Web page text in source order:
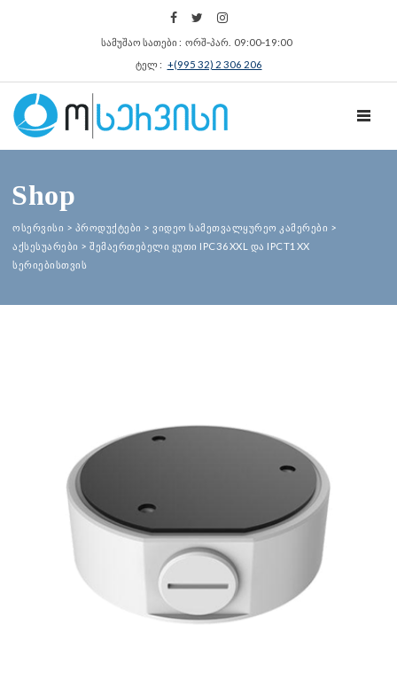
სამუშაო სათები : ორშ‑პარ. 09:00‑19:00
ტელ : +(995 32) 2 306 206
Shop
ოსერვისი > პროდუქტები > ვიდეო სამეთვალყურეო კამერები >
აქსესუარები > შემაერთებელი ყუთი IPC36XXL და IPCT1XX
სერიებისთვის